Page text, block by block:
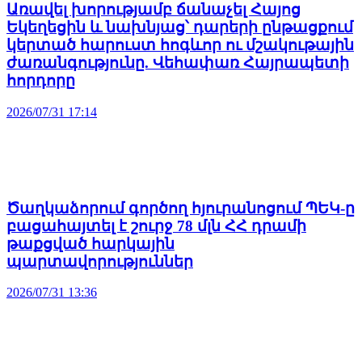
Առավել խորությամբ ճանաչել Հայոց
Եկեղեցին և նախնյաց՝ դարերի ընթացքում
կերտած հարուստ հոգևոր ու մշակութային
ժառանգությունը. Վեհափառ Հայրապետի
հորդորը
2026/07/31 17:14
Ծաղկաձորում գործող հյուրանոցում ՊԵԿ-ը
բացահայտել է շուրջ 78 մլն ՀՀ դրամի
թաքցված հարկային
պարտավորություններ
2026/07/31 13:36